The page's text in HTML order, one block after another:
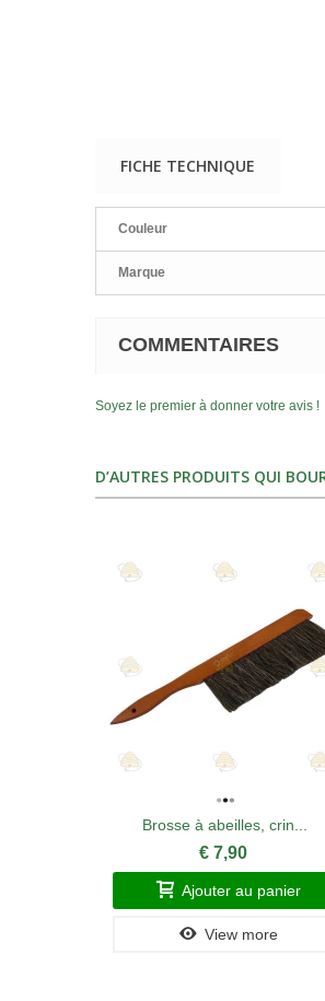
FICHE TECHNIQUE
Couleur
Marque
COMMENTAIRES
Soyez le premier à donner votre avis !
D’AUTRES PRODUITS QUI
Brosse à abeilles, crin...
€ 7,90
Ajouter au panier
View more